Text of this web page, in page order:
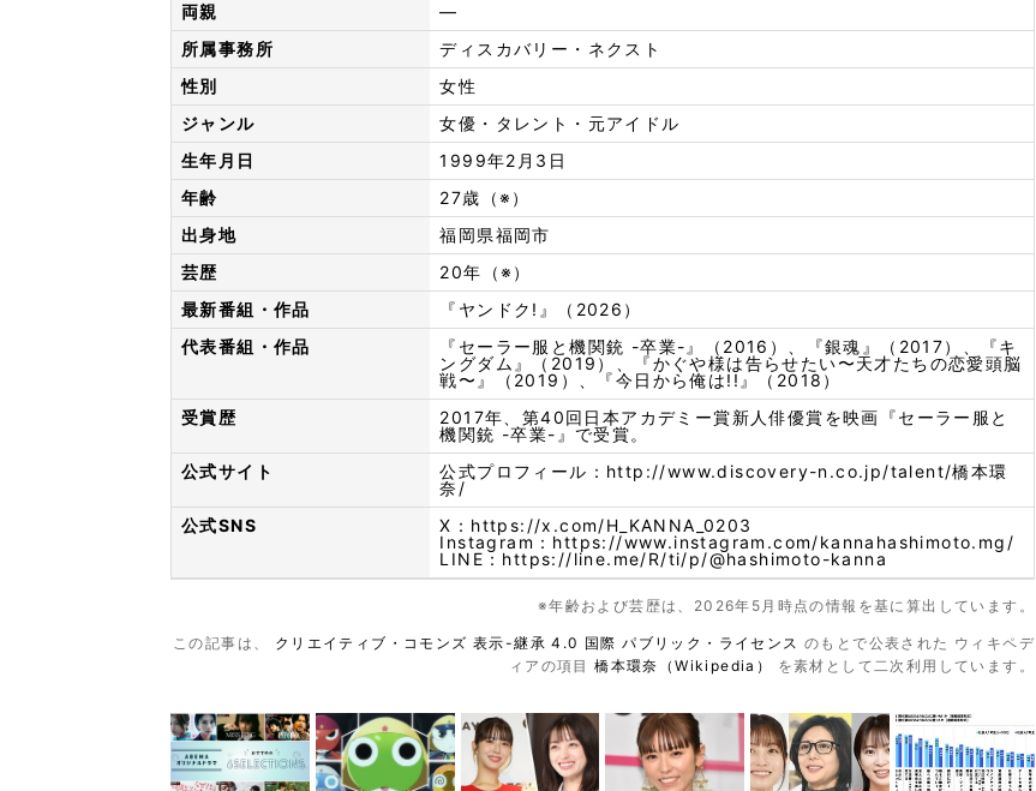
両親
—
所属事務所
ディスカバリー・ネクスト
性別
女性
ジャンル
女優・タレント・元アイドル
生年月日
1999年2月3日
年齢
27歳（※）
出身地
福岡県福岡市
芸歴
20年（※）
最新番組・作品
『ヤンドク!』（2026）
代表番組・作品
『セーラー服と機関銃 -卒業-』（2016）、『銀魂』（2017）、『キ
ングダム』（2019）、『かぐや様は告らせたい〜天才たちの恋愛頭脳
戦〜』（2019）、『今日から俺は!!』（2018）
受賞歴
2017年、第40回日本アカデミー賞新人俳優賞を映画『セーラー服と
機関銃 -卒業-』で受賞。
公式サイト
公式プロフィール： http://www.discovery-n.co.jp/talent/橋本環
奈/
公式SNS
X： https://x.com/H_KANNA_0203
Instagram： https://www.instagram.com/kannahashimoto.mg/
LINE： https://line.me/R/ti/p/@hashimoto-kanna
※年齢および芸歴は、2026年5月時点の情報を基に算出しています。
この記事は、 クリエイティブ・コモンズ 表示-継承 4.0 国際 パブリック・ライセンス のもとで公表された ウィキペデ
ィアの項目橋本環奈（Wikipedia） を素材として二次利用しています。